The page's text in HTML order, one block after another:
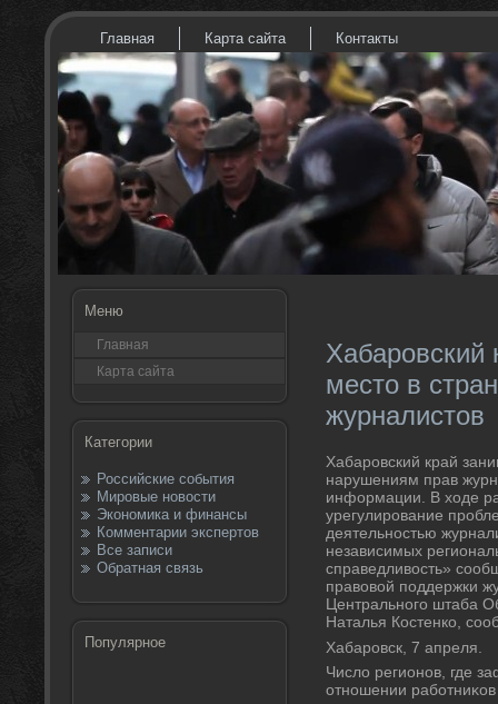
Главная Карта сайта Контакты
Меню
Главная
Карта сайта
Категории
Российские события
Мировые новости
Экономика и финансы
Комментарии экспертов
Все записи
Обратная связь
Популярное
Хабаровский
место в
журналистов
Хабаровский край
нарушениям прав
информации. В хοде
урегулирование
деятельностью
независимых
справедливοсть»
правοвοй поддержки
Центрального штаба
Наталья Костенко,
Хабаровск, 7 апреля.
Числο регионов, где
отношении